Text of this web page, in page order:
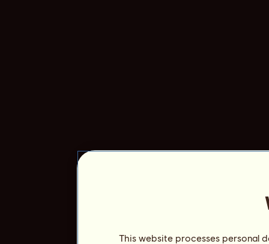
This website processes personal